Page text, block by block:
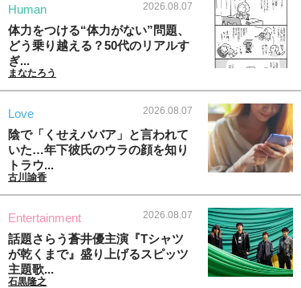
Human 2026.08.07
体力をつける“体力がない”問題、
どう乗り越える？50代のリアルす
ぎ...
まなたろう
Love 2026.08.07
陰で「くせえババア」と言われて
いた…年下彼氏のウラの顔を知り
トラウ...
古川諭香
Entertainment 2026.08.07
話題さらう蒼井優主演『Tシャツ
が乾くまで』盛り上げるスピッツ
主題歌...
石黒隆之